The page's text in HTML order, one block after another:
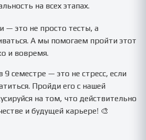
на всех этапах.
— это не просто тесты, а
А мы помогаем пройти этот
и вовремя.
9 семестре — это не стресс, если
Пройди его с нашей
на том, что действительно
и будущей карьере! 🎨